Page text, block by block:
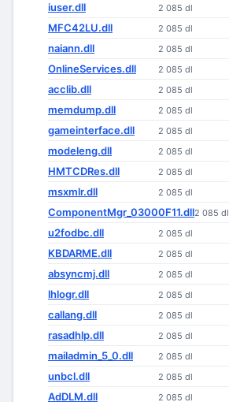
iuser.dll 2 085 dl
MFC42LU.dll 2 085 dl
naiann.dll 2 085 dl
OnlineServices.dll 2 085 dl
acclib.dll 2 085 dl
memdump.dll 2 085 dl
gameinterface.dll 2 085 dl
modeleng.dll 2 085 dl
HMTCDRes.dll 2 085 dl
msxmlr.dll 2 085 dl
ComponentMgr_03000F11.dll2 085 dl
u2fodbc.dll 2 085 dl
KBDARME.dll 2 085 dl
absyncmj.dll 2 085 dl
lhlogr.dll 2 085 dl
callang.dll 2 085 dl
rasadhlp.dll 2 085 dl
mailadmin_5_0.dll 2 085 dl
unbcl.dll 2 085 dl
AdDLM.dll 2 085 dl